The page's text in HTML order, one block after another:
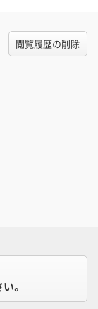
閲覧履歴の削除
。